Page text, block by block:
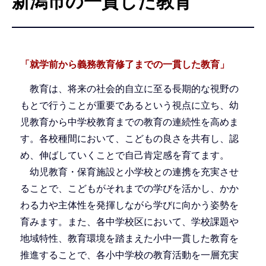
「就学前から義務教育修了までの一貫した教育」
教育は、将来の社会的自立に至る長期的な視野の
もとで行うことが重要であるという視点に立ち、幼
児教育から中学校教育までの教育の連続性を高めま
す。各校種間において、こどもの良さを共有し、認
め、伸ばしていくことで自己肯定感を育てます。
幼児教育・保育施設と小学校との連携を充実させ
ることで、こどもがそれまでの学びを活かし、かか
わる力や主体性を発揮しながら学びに向かう姿勢を
育みます。また、各中学校区において、学校課題や
地域特性、教育環境を踏まえた小中一貫した教育を
推進することで、各小中学校の教育活動を一層充実